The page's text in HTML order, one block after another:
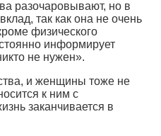
разочаровывают, но в
так как она не очень
физического
информирует
не нужен».
и женщины тоже не
к ним с
заканчивается в